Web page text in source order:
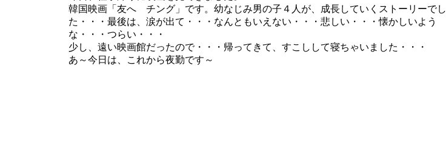
韓国映画「友へ チング」です。幼なじみ男の子４人が、成長していくストーリーでし
た・・・最後は、涙が出て・・・なんともいえない・・・悲しい・・・懐かしいよう
な・・・つらい・・・
少し、遠い映画館だったので・・・帰ってきて、すこしして寝ちゃいました・・・
あ～今日は、これから夜勤です～